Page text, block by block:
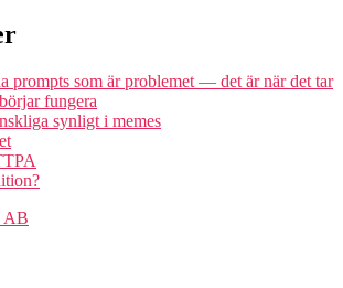
prompts som är problemet — det är när det tar
fungera
synligt i memes
AB